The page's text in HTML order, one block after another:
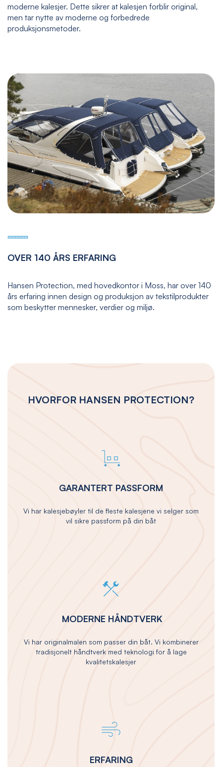
moderne kalesjer. Dette sikrer at kalesjen forblir original,
men tar nytte av moderne og forbedrede
produksjonsmetoder.
OVER 140 ÅRS ERFARING
Hansen Protection, med hovedkontor i Moss, har over 140
års erfaring innen design og produksjon av tekstilprodukter
som beskytter mennesker, verdier og miljø.
HVORFOR HANSEN PROTECTION?
GARANTERT PASSFORM
Vi har kalesjebøyler til de fleste kalesjene vi selger som
vil sikre passform på din båt
MODERNE HÅNDTVERK
Vi har originalmalen som passer din båt. Vi kombinerer
tradisjonelt håndtverk med teknologi for å lage
kvalitetskalesjer
ERFARING